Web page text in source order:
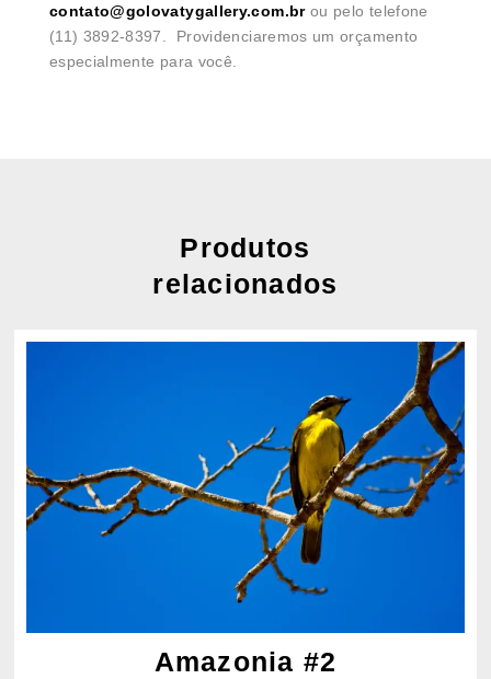
contato@golovatygallery.com.brou pelo telefone
(11) 3892-8397. Providenciaremos um orçamento
especialmente para você.
Produtos
relacionados
Amazonia #2